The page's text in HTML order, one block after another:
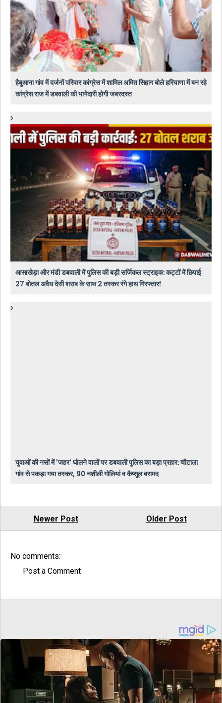
हैबुआना गांव में दर्जनों परिवार कांग्रेस में शामिल अमित सिहाग बोले हरियाणा में बन रहे
कांग्रेस राज में डबवाली की भागेदारी होगी जबरदस्त
आसाखेड़ा और मंडी डबवाली में पुलिस की बड़ी सर्जिकल स्ट्राइक: कट्टों में छिपाई
27 बोतल अवैध देसी शराब के साथ 2 तस्कर रंगे हाथ गिरफ्तार!
युवाओं की नसों में 'जहर' घोलने वालों पर डबवाली पुलिस का बड़ा प्रहार: चौटाला
गांव से पकड़ा गया तस्कर, 90 नशीली गोलियां व कैप्सूल बरामद
Newer Post Older Post
No comments:
Post a Comment